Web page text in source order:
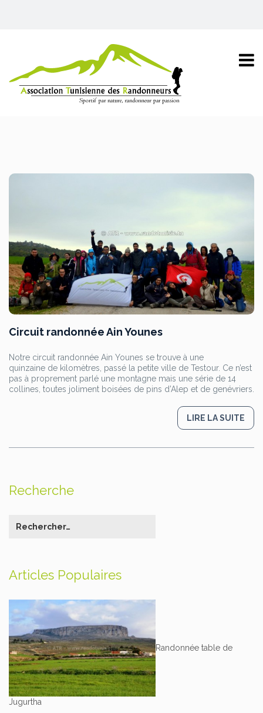
Circuit randonnée Ain Younes
Notre circuit randonnée Ain Younes se trouve à une
quinzaine de kilomètres, passé la petite ville de Testour. Ce n’est
pas à proprement parlé une montagne mais une série de 14
collines, toutes joliment boisées de pins d’Alep et de genévriers.
LIRE LA SUITE
Recherche
Articles Populaires
Randonnée table de
Jugurtha